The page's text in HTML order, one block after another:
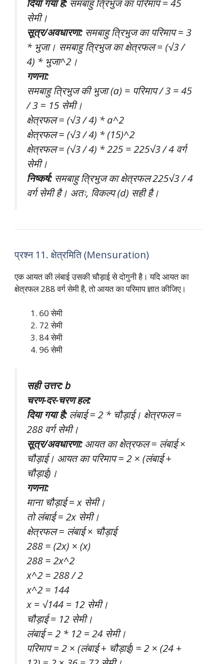
सेमी।
सूत्र/अवधारणा:समबाहु त्रिभुज का परिमाप = 3
* भुजा। समबाहु त्रिभुज का क्षेत्रफल = (√3 /
4) * भुजा^2।
गणना:
समबाहु त्रिभुज की भुजा (a) = परिमाप / 3 = 45
/ 3 = 15 सेमी।
क्षेत्रफल = (√3 / 4) * a^2
क्षेत्रफल = (√3 / 4) * (15)^2
क्षेत्रफल = (√3 / 4) * 225 = 225√3 / 4 वर्ग
सेमी।
निष्कर्ष:समबाहु त्रिभुज का क्षेत्रफल 225√3 / 4
वर्ग सेमी है। अतः, विकल्प (d) सही है।
प्रश्न 11. क्षेत्रमिति (Mensuration)
एक आयत की लंबाई उसकी चौड़ाई से दोगुनी है। यदि आयत का
क्षेत्रफल 288 वर्ग सेमी है, तो आयत का परिमाप ज्ञात कीजिए।
60 सेमी
72 सेमी
84 सेमी
96 सेमी
सही उत्तर: b
चरण-दर-चरण हल:
दिया गया है:लंबाई = 2 * चौड़ाई। क्षेत्रफल =
288 वर्ग सेमी।
सूत्र/अवधारणा:आयत का क्षेत्रफल = लंबाई ×
चौड़ाई। आयत का परिमाप = 2 × (लंबाई +
चौड़ाई)।
गणना:
माना चौड़ाई = x सेमी।
तो लंबाई = 2x सेमी।
क्षेत्रफल = लंबाई × चौड़ाई
288 = (2x) × (x)
288 = 2x^2
x^2 = 288 / 2
x^2 = 144
x = √144 = 12 सेमी।
चौड़ाई = 12 सेमी।
लंबाई = 2 * 12 = 24 सेमी।
परिमाप = 2 × (लंबाई + चौड़ाई) = 2 × (24 +